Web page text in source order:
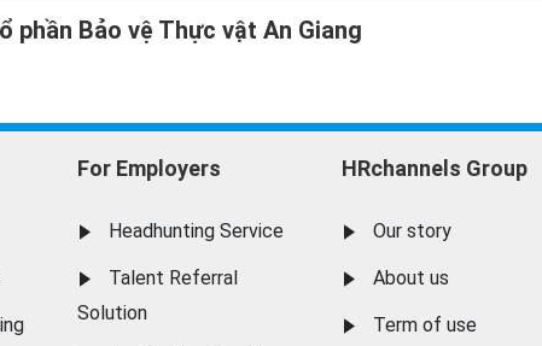
phần Bảo vệ Thực vật An Giang
For Employers
Headhunting Service
Talent Referral
Solution
HRchannels Group
Our story
About us
Term of use